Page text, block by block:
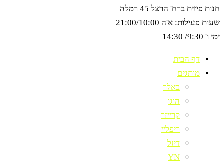
חנות פיזית ברח' הרצל 45 רמלה
שעות פעילות: א'ה 21:00/10:00
ימי ו' 9:30/ 14:30
דף הבית
מותגים
באלר
הוגו
קרייזר
ריפליי
דיזל
YN